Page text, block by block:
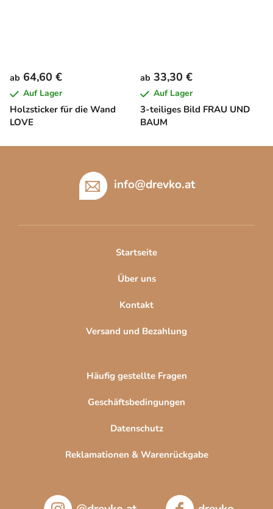
Holzsticker für die Wand
LOVE
ab 64,60 €
Auf Lager
3-teiliges Bild FRAU UND
BAUM
ab 33,30 €
Auf Lager
info@drevko.at
Startseite
Über uns
Kontakt
Versand und Bezahlung
Häufig gestellte Fragen
Geschäftsbedingungen
Datenschutz
Reklamationen & Warenrückgabe